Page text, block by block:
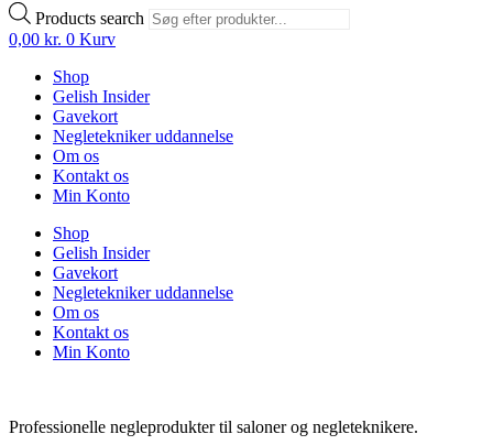
Products search
0,00 kr. 0 Kurv
Shop
Gelish Insider
Gavekort
Negletekniker uddannelse
Om os
Kontakt os
Min Konto
Shop
Gelish Insider
Gavekort
Negletekniker uddannelse
Om os
Kontakt os
Min Konto
Professionelle negleprodukter til saloner og negleteknikere.